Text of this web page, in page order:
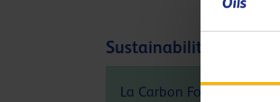
Sustainability info
La Carbon Footprint